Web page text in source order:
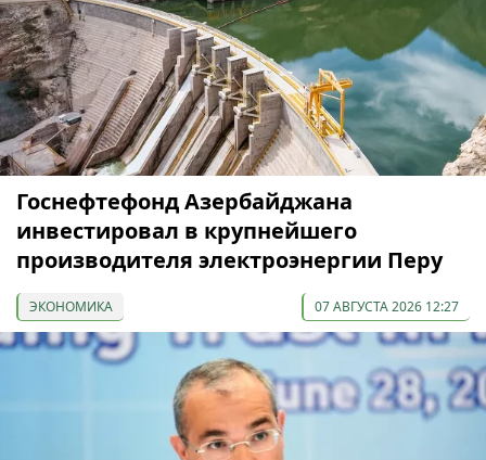
Госнефтефонд Азербайджана
инвестировал в крупнейшего
производителя электроэнергии Перу
ЭКОНОМИКА 07 АВГУСТА 2026 12:27